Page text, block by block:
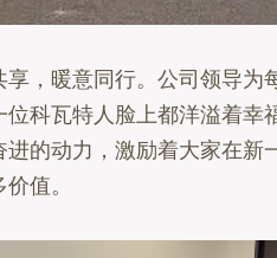
暖意同行。公司领导为每
位科瓦特人脸上都洋溢着幸
进的动力，激励着大家在新
值。